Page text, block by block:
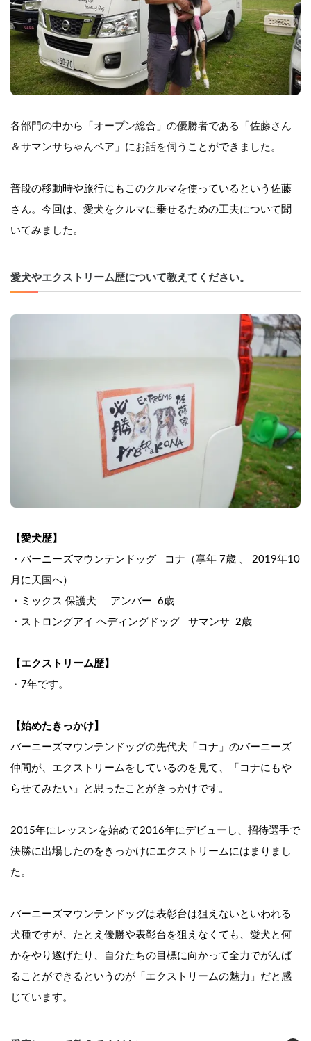
各部門の中から「オープン総合」の優勝者である「佐藤さん
＆サマンサちゃんペア」にお話を伺うことができました。
普段の移動時や旅行にもこのクルマを使っているという佐藤
さん。今回は、愛犬をクルマに乗せるための工夫について聞
いてみました。
愛犬やエクストリーム歴について教えてください。
【愛犬歴】
・バーニーズマウンテンドッグ   コナ（享年 7歳 、 2019年10
月に天国へ）
・ミックス 保護犬     アンバー  6歳
・ストロングアイ ヘディングドッグ   サマンサ  2歳
【エクストリーム歴】
・7年です。
【始めたきっかけ】
バーニーズマウンテンドッグの先代犬「コナ」のバーニーズ
仲間が、エクストリームをしているのを見て、「コナにもや
らせてみたい」と思ったことがきっかけです。
2015年にレッスンを始めて2016年にデビューし、招待選手で
決勝に出場したのをきっかけにエクストリームにはまりまし
た。
バーニーズマウンテンドッグは表彰台は狙えないといわれる
犬種ですが、たとえ優勝や表彰台を狙えなくても、愛犬と何
かをやり遂げたり、自分たちの目標に向かって全力でがんば
ることができるというのが「エクストリームの魅力」だと感
じています。